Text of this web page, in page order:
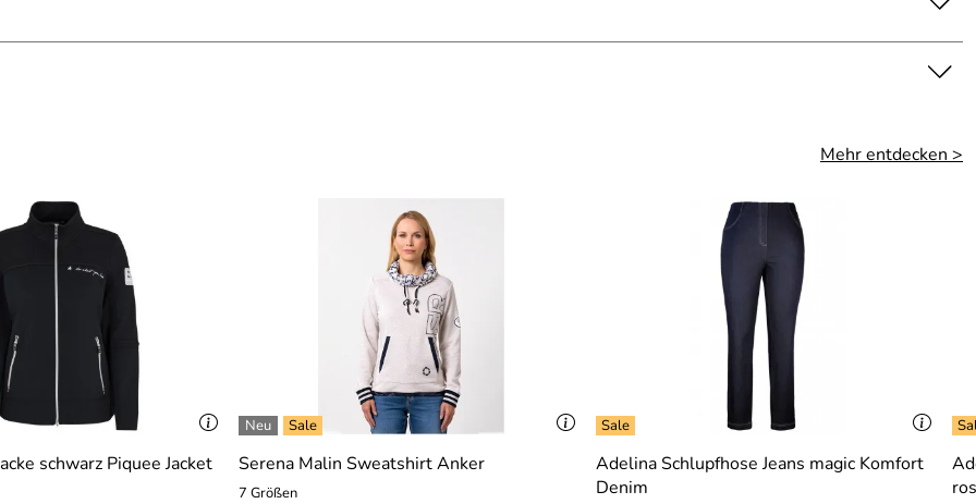
Service war sehr gut.
Mehr entdecken >
schwarz Piquee Jacket Serena Malin Sweatshirt Anker
7 Größen
Adelina Schlupfhose Jeans magic Komfort
Denim